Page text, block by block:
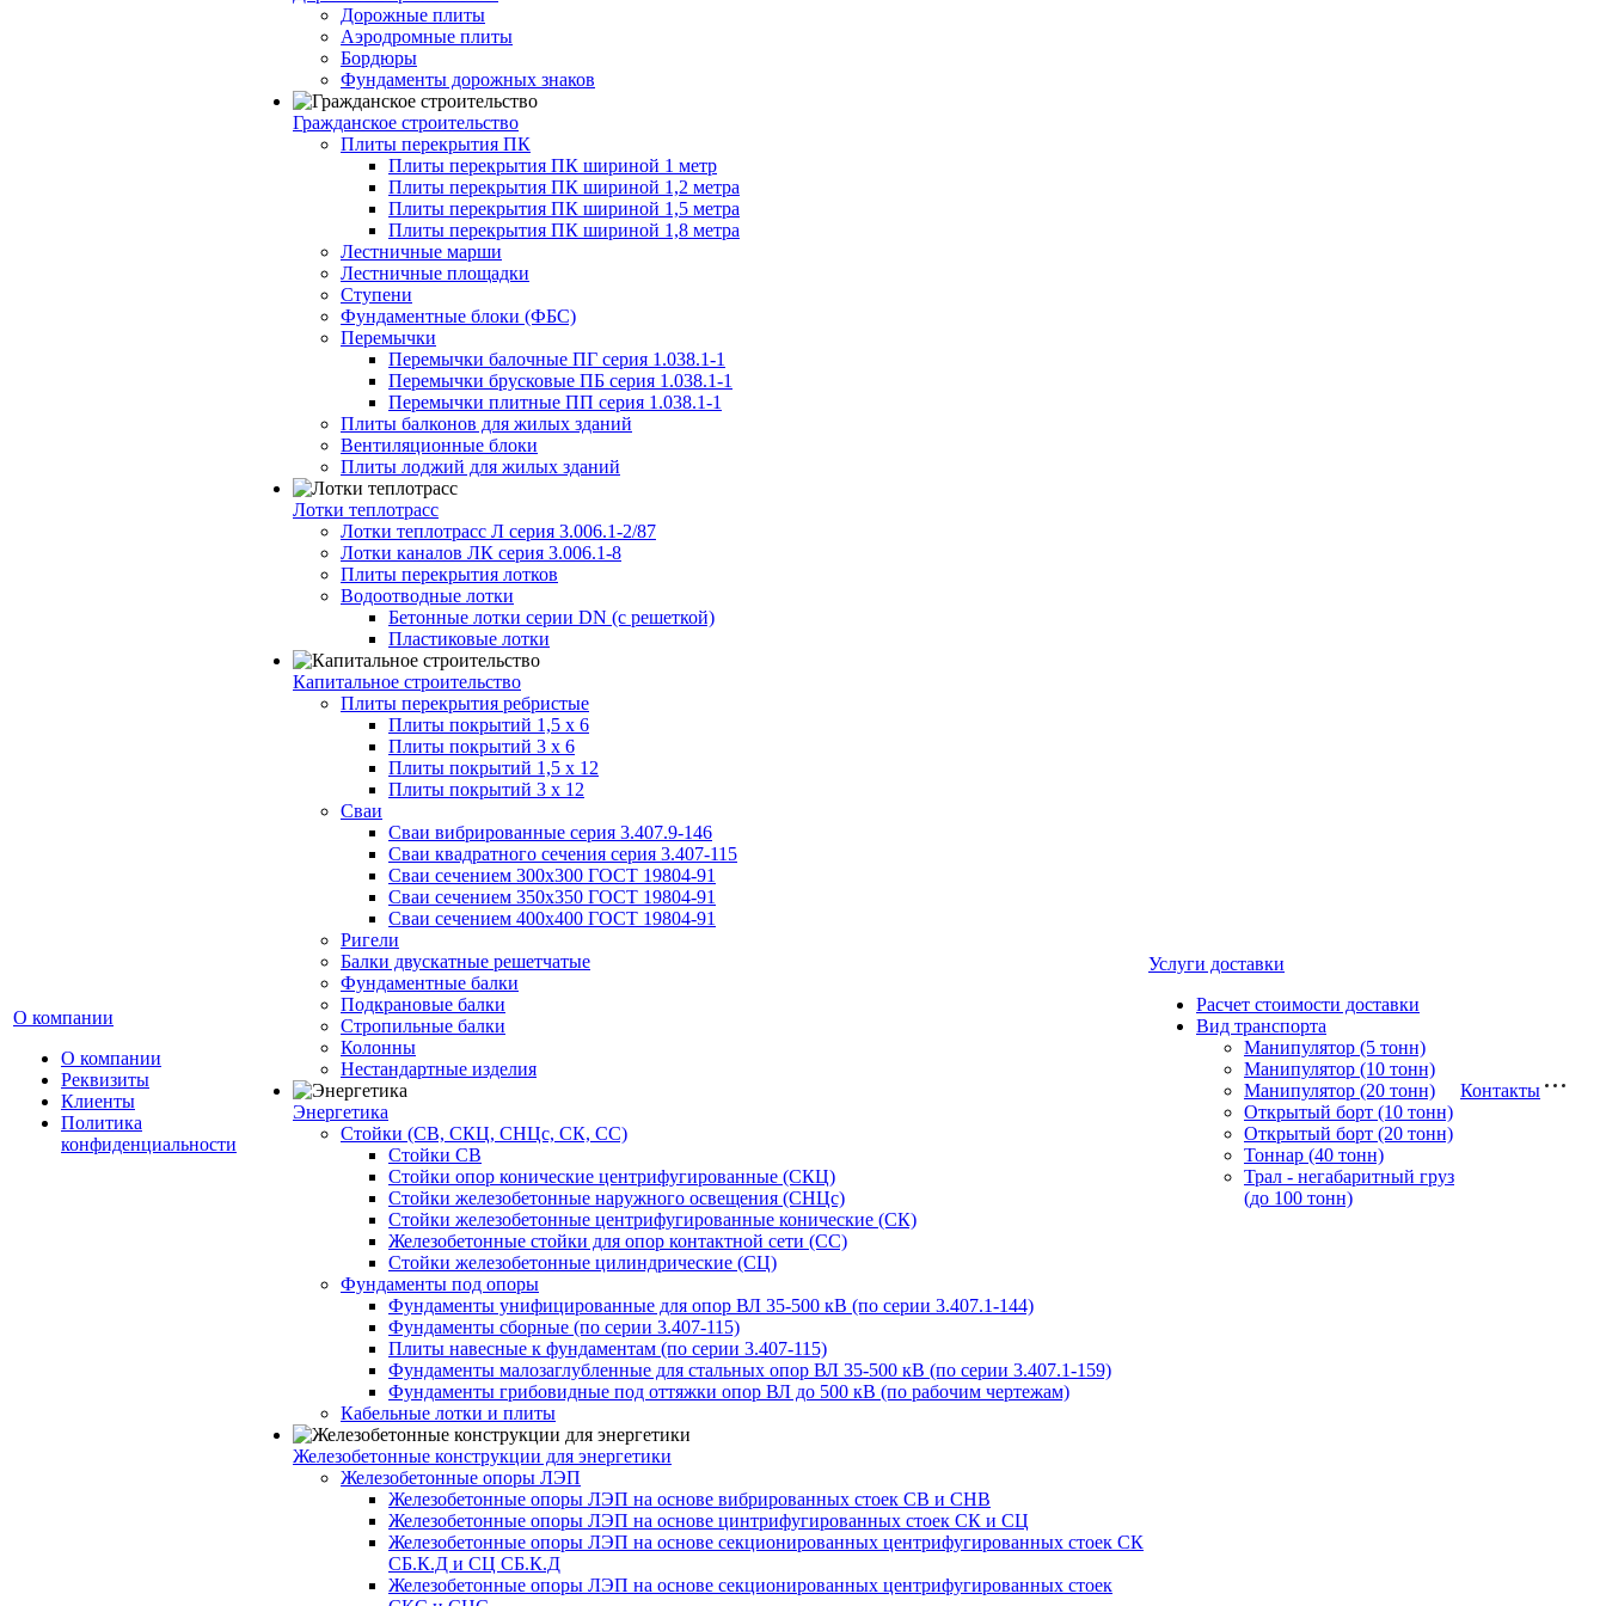
О компании
О компании
Реквизиты
Клиенты
Политика
конфиденциальности
Дорожные плиты
Аэродромные плиты
Бордюры
Фундаменты дорожных знаков
Гражданское строительство
Плиты перекрытия ПК
Плиты перекрытия ПК шириной 1 метр
Плиты перекрытия ПК шириной 1,2 метра
Плиты перекрытия ПК шириной 1,5 метра
Плиты перекрытия ПК шириной 1,8 метра
Лестничные марши
Лестничные площадки
Ступени
Фундаментные блоки (ФБС)
Перемычки
Перемычки балочные ПГ серия 1.038.1-1
Перемычки брусковые ПБ серия 1.038.1-1
Перемычки плитные ПП серия 1.038.1-1
Плиты балконов для жилых зданий
Вентиляционные блоки
Плиты лоджий для жилых зданий
Лотки теплотрасс
Лотки теплотрасс Л серия 3.006.1-2/87
Лотки каналов ЛК серия 3.006.1-8
Плиты перекрытия лотков
Водоотводные лотки
Бетонные лотки серии DN (с решеткой)
Пластиковые лотки
Капитальное строительство
Плиты перекрытия ребристые
Плиты покрытий 1,5 x 6
Плиты покрытий 3 x 6
Плиты покрытий 1,5 x 12
Плиты покрытий 3 x 12
Сваи
Сваи вибрированные серия 3.407.9-146
Сваи квадратного сечения серия 3.407-115
Сваи сечением 300х300 ГОСТ 19804-91
Сваи сечением 350х350 ГОСТ 19804-91
Сваи сечением 400х400 ГОСТ 19804-91
Ригели
Балки двускатные решетчатые
Фундаментные балки
Подкрановые балки
Стропильные балки
Колонны
Нестандартные изделия
Энергетика
Стойки (СВ, СКЦ, СНЦс, СК, СС)
Стойки СВ
Стойки опор конические центрифугированные (СКЦ)
Стойки железобетонные наружного освещения (СНЦс)
Стойки железобетонные центрифугированные конические (СК)
Железобетонные стойки для опор контактной сети (СС)
Стойки железобетонные цилиндрические (СЦ)
Фундаменты под опоры
Фундаменты унифицированные для опор ВЛ 35-500 кВ (по серии 3.407.1-144)
Фундаменты сборные (по серии 3.407-115)
Плиты навесные к фундаментам (по серии 3.407-115)
Фундаменты малозаглубленные для стальных опор ВЛ 35-500 кВ (по серии 3.407.1-159)
Фундаменты грибовидные под оттяжки опор ВЛ до 500 кВ (по рабочим чертежам)
Кабельные лотки и плиты
Железобетонные конструкции для энергетики
Железобетонные опоры ЛЭП
Железобетонные опоры ЛЭП на основе вибрированных стоек СВ и СНВ
Железобетонные опоры ЛЭП на основе цинтрифугированных стоек СК и СЦ
Железобетонные опоры ЛЭП на основе секционированных центрифугированных стоек СК
СБ.К.Д и СЦ СБ.К.Д
Железобетонные опоры ЛЭП на основе секционированных центрифугированных стоек
Услуги доставки
Расчет стоимости доставки
Вид транспорта
Манипулятор (5 тонн)
Манипулятор (10 тонн)
Манипулятор (20 тонн)
Открытый борт (10 тонн)
Открытый борт (20 тонн)
Тоннар (40 тонн)
Трал - негабаритный груз
(до 100 тонн)
Контакты